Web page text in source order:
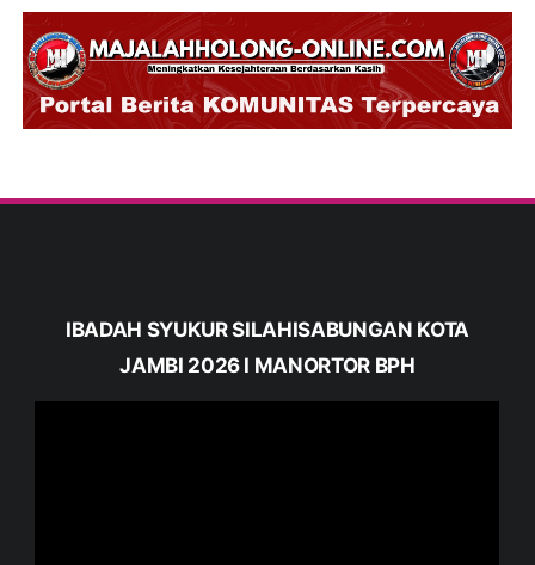
IBADAH SYUKUR SILAHISABUNGAN KOTA
JAMBI 2026 I MANORTOR BPH